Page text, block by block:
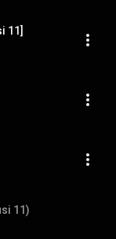
11]
11)